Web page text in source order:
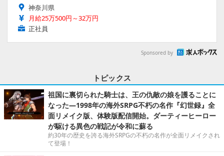
神奈川県
月給25万500円～32万円
正社員
Sponsored by
トピックス
祖国に裏切られた騎士は、王の仇敵の娘を護ることに
なった―1998年の海外SRPG不朽の名作『幻世録』全
面リメイク版、体験版配信開始。ダーティーヒーロー
が駆ける異色の戦記が令和に蘇る
約30年の歴史を誇る海外SRPGの不朽の名作が全面リメイクされ
て登場！